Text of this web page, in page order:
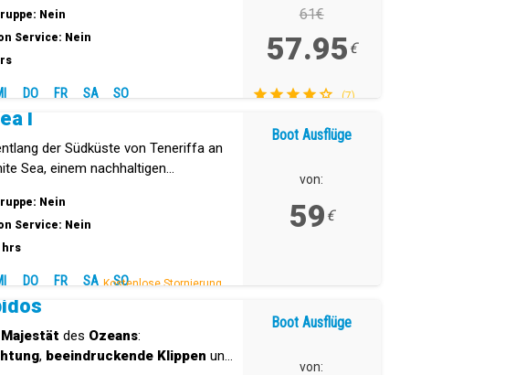
Nein
Service: Nein
DO FR SA SO
61€
57.95 €
(7)
I
der Südküste von Teneriffa an
Sea, einem nachhaltigen
Nein
Service: Nein
hrs
DO FR SA SO
Kostenlose Stornierung.
Boot Ausflüge
von:
59 €
Majestät des Ozeans:
, beeindruckende Klippen und
Boot Ausflüge
von: